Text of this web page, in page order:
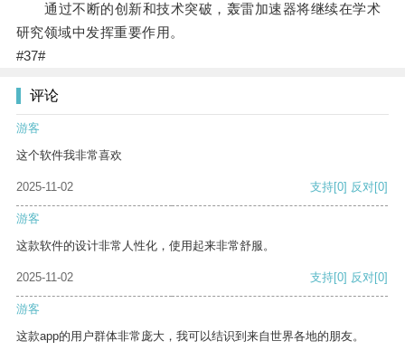
通过不断的创新和技术突破，轰雷加速器将继续在学术
研究领域中发挥重要作用。
#37#
评论
游客
这个软件我非常喜欢
2025-11-02 支持[0] 反对[0]
游客
这款软件的设计非常人性化，使用起来非常舒服。
2025-11-02 支持[0] 反对[0]
游客
这款app的用户群体非常庞大，我可以结识到来自世界各地的朋友。